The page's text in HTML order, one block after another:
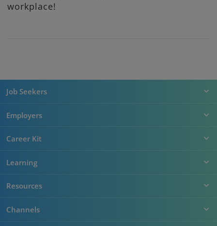
workplace!
Job Seekers
Employers
Career Kit
Learning
Resources
Channels